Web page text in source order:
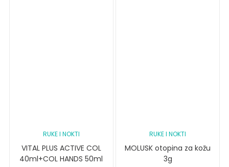
RUKE I NOKTI
VITAL PLUS ACTIVE COL
40ml+COL HANDS 50ml
RUKE I NOKTI
MOLUSK otopina za kožu
3g